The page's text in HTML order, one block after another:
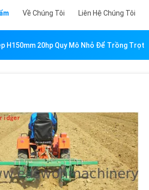
Về Chúng Tôi Liên Hệ Chúng Tôi
H150mm 20hp Quy Mô Nhỏ Để Trồng Trọt